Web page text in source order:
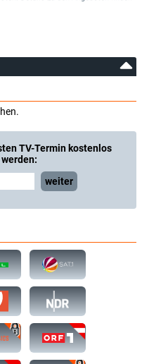
TV-Termin kostenlos
weiter